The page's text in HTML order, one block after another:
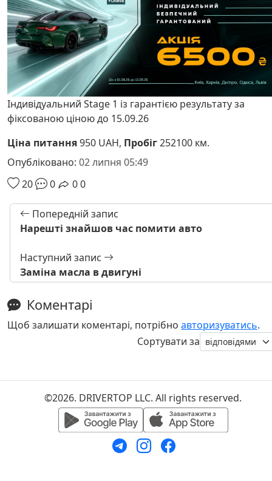
Індивідуальний Stage 1 із гарантією результату за
фіксованою ціною до 15.09.26
Ціна питання950 UAH, Пробіг252100 км.
Опубліковано: 02 липня 05:49
20
0 00
Попередній запис
Нарешті знайшов час помити авто
Наступний запис
Заміна масла в двигуні
Коментарі
Щоб залишати коментарі, потрібно авторизуватись.
Сортувати за
©2026. DRIVERTOP LLC. All rights reserved.